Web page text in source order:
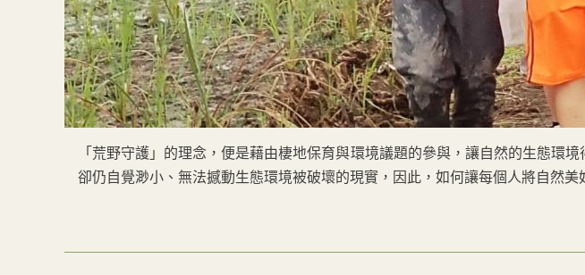
「荒野守護」的理念，便是藉由棲地保育與環境議題的參與，讓自然的生態環
卻仍自覺渺小、無法撼動生態環境被破壞的現實，因此，如何讓每個人將自然